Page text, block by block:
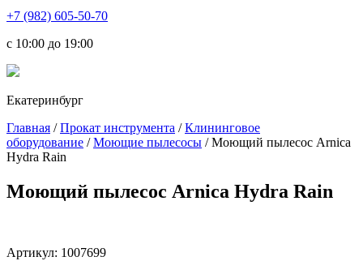
+7 (982) 605-50-70
c 10:00 до 19:00
Екатеринбург
Главная /Прокат инструмента /Клининговое
оборудование /Моющие пылесосы / Моющий пылесос Arnica
Hydra Rain
Моющий пылесос Arnica Hydra Rain
Артикул: 1007699